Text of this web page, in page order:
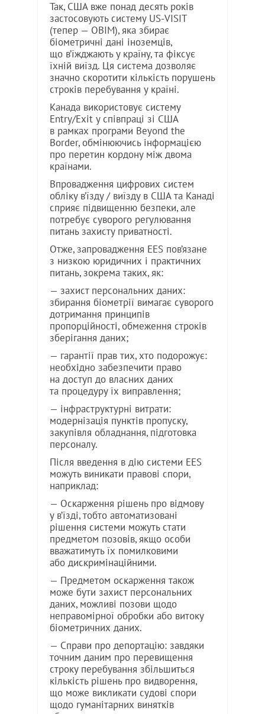
Так, США вже понад десять років
застосовують систему US-VISIT
(тепер — OBIM), яка збирає
біометричні дані іноземців,
що в’їжджають у країну, та фіксує
їхній виїзд. Ця система дозволяє
значно скоротити кількість порушень
строків перебування у країні.
Канада використовує систему
Entry/Exit у співпраці зі США
в рамках програми Beyond the
Border, обмінюючись інформацією
про перетин кордону між двома
країнами.
Впровадження цифрових систем
обліку в’їзду / виїзду в США та Канаді
сприяє підвищенню безпеки, але
потребує суворого регулювання
питань захисту приватності.
Отже, запровадження EES пов’язане
з низкою юридичних і практичних
питань, зокрема таких, як:
— захист персональних даних:
збирання біометрії вимагає суворого
дотримання принципів
пропорційності, обмеження строків
зберігання даних;
— гарантії прав тих, хто подорожує:
необхідно забезпечити право
на доступ до власних даних
та процедуру їх виправлення;
— інфраструктурні витрати:
модернізація пунктів пропуску,
закупівля обладнання, підготовка
персоналу.
Після введення в дію системи EES
можуть виникати правові спори,
наприклад:
— Оскарження рішень про відмову
у в’їзді, тобто автоматизовані
рішення системи можуть стати
предметом позовів, якщо особи
вважатимуть їх помилковими
або дискримінаційними.
— Предметом оскарження також
може бути захист персональних
даних, можливі позови щодо
неправомірної обробки або витоку
біометричних даних.
— Справи про депортацію: завдяки
точним даним про перевищення
строку перебування збільшиться
кількість рішень про видворення,
що може викликати судові спори
щодо гуманітарних винятків